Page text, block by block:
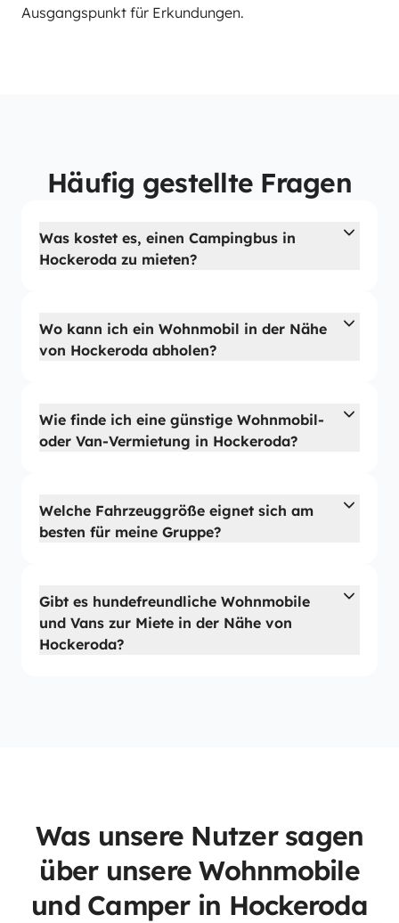
Ausgangspunkt für Erkundungen.
Häufig gestellte Fragen
Was kostet es, einen Campingbus in
Hockeroda zu mieten?
Wo kann ich ein Wohnmobil in der Nähe
von Hockeroda abholen?
Wie finde ich eine günstige Wohnmobil-
oder Van-Vermietung in Hockeroda?
Welche Fahrzeuggröße eignet sich am
besten für meine Gruppe?
Gibt es hundefreundliche Wohnmobile
und Vans zur Miete in der Nähe von
Hockeroda?
Was unsere Nutzer sagen
über unsere Wohnmobile
und Camper in Hockeroda